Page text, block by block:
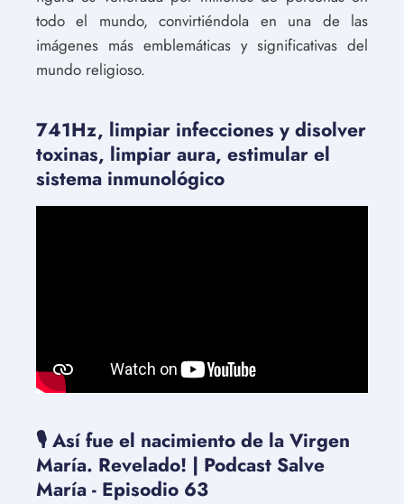
todo el mundo, convirtiéndola en una de las
imágenes más emblemáticas y significativas del
mundo religioso.
741Hz, limpiar infecciones y disolver
toxinas, limpiar aura, estimular el
sistema inmunológico
🎙️ Así fue el nacimiento de la Virgen
María. Revelado! | Podcast Salve
María - Episodio 63